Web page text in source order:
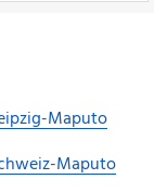
Maputo
Maputo